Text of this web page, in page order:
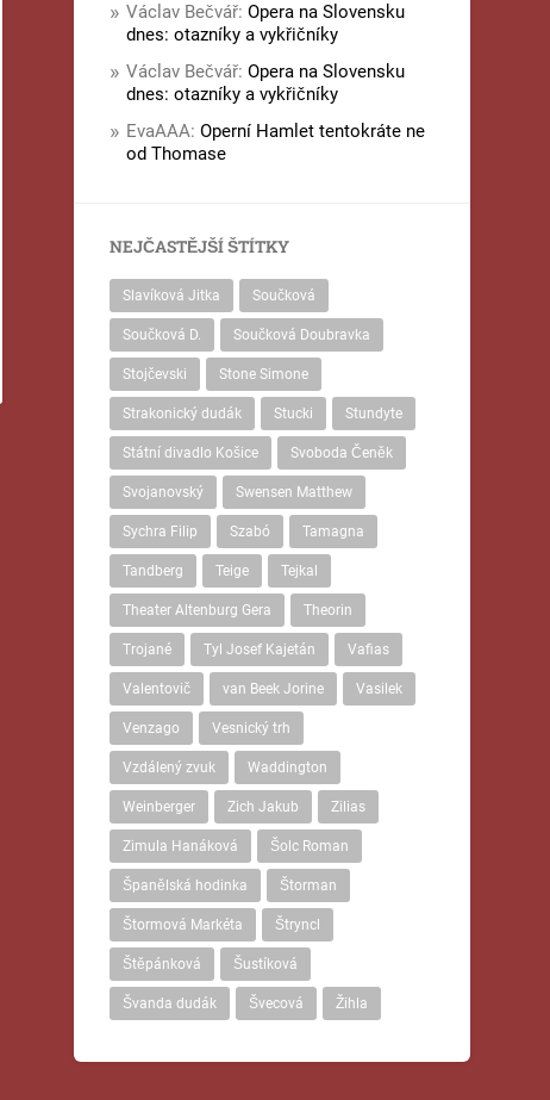
Václav Bečvář:Opera na Slovensku
dnes: otazníky a vykřičníky
Václav Bečvář:Opera na Slovensku
dnes: otazníky a vykřičníky
EvaAAA:Operní Hamlet tentokráte ne
od Thomase
NEJČASTĚJŠÍ ŠTÍTKY
Slavíková Jitka Součková
Součková D. Součková Doubravka
Stojčevski Stone Simone
Strakonický dudák Stucki Stundyte
Státní divadlo Košice Svoboda Čeněk
Svojanovský Swensen Matthew
Sychra Filip Szabó Tamagna
Tandberg Teige Tejkal
Theater Altenburg Gera Theorin
Trojané Tyl Josef Kajetán Vafias
Valentovič van Beek Jorine Vasilek
Venzago Vesnický trh
Vzdálený zvuk Waddington
Weinberger Zich Jakub Zilias
Zimula Hanáková Šolc Roman
Španělská hodinka Štorman
Štormová Markéta Štryncl
Štěpánková Šustíková
Švanda dudák Švecová Žihla